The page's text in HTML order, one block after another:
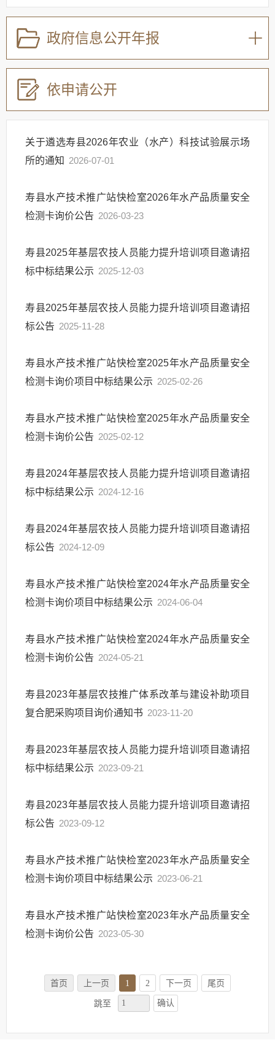
监督保障
其他法定信息
政府信息公开年报
依申请公开
关于遴选寿县2026年农业（水产）科技试验展示场
所的通知 2026-07-01
寿县水产技术推广站快检室2026年水产品质量安全
检测卡询价公告 2026-03-23
寿县2025年基层农技人员能力提升培训项目邀请招
标中标结果公示 2025-12-03
寿县2025年基层农技人员能力提升培训项目邀请招
标公告 2025-11-28
寿县水产技术推广站快检室2025年水产品质量安全
检测卡询价项目中标结果公示 2025-02-26
寿县水产技术推广站快检室2025年水产品质量安全
检测卡询价公告 2025-02-12
寿县2024年基层农技人员能力提升培训项目邀请招
标中标结果公示 2024-12-16
寿县2024年基层农技人员能力提升培训项目邀请招
标公告 2024-12-09
寿县水产技术推广站快检室2024年水产品质量安全
检测卡询价项目中标结果公示 2024-06-04
寿县水产技术推广站快检室2024年水产品质量安全
检测卡询价公告 2024-05-21
寿县2023年基层农技推广体系改革与建设补助项目
复合肥采购项目询价通知书 2023-11-20
寿县2023年基层农技人员能力提升培训项目邀请招
标中标结果公示 2023-09-21
寿县2023年基层农技人员能力提升培训项目邀请招
标公告 2023-09-12
寿县水产技术推广站快检室2023年水产品质量安全
检测卡询价项目中标结果公示 2023-06-21
寿县水产技术推广站快检室2023年水产品质量安全
检测卡询价公告 2023-05-30
首页 上一页 1 2 下一页 尾页
跳至 确认